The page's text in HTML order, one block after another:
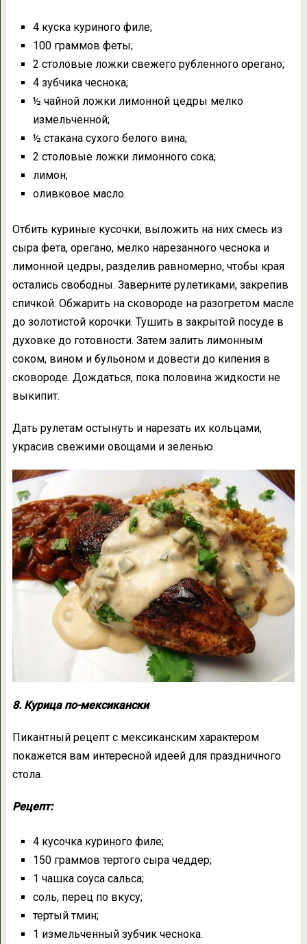
4 куска куриного филе;
100 граммов феты;
2 столовые ложки свежего рубленного орегано;
4 зубчика чеснока;
½ чайной ложки лимонной цедры мелко
измельченной;
½ стакана сухого белого вина;
2 столовые ложки лимонного сока;
лимон;
оливковое масло.
Отбить куриные кусочки, выложить на них смесь из
сыра фета, орегано, мелко нарезанного чеснока и
лимонной цедры, разделив равномерно, чтобы края
остались свободны. Заверните рулетиками, закрепив
спичкой. Обжарить на сковороде на разогретом масле
до золотистой корочки. Тушить в закрытой посуде в
духовке до готовности. Затем залить лимонным
соком, вином и бульоном и довести до кипения в
сковороде. Дождаться, пока половина жидкости не
выкипит.
Дать рулетам остынуть и нарезать их кольцами,
украсив свежими овощами и зеленью.
8. Курица по-мексикански
Пикантный рецепт с мексиканским характером
покажется вам интересной идеей для праздничного
стола.
Рецепт:
4 кусочка куриного филе;
150 граммов тертого сыра чеддер;
1 чашка соуса сальса;
соль, перец по вкусу;
тертый тмин;
1 измельченный зубчик чеснока.